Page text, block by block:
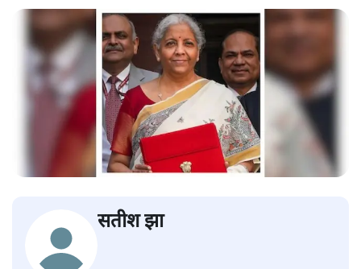
सतीश झा